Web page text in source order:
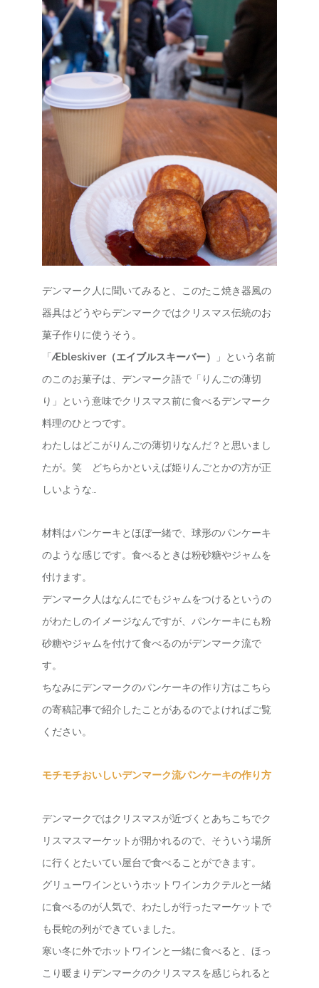
デンマーク人に聞いてみると、このたこ焼き器風の
器具はどうやらデンマークではクリスマス伝統のお
菓子作りに使うそう。
「Æbleskiver（エイブルスキーバー）
」という名前
のこのお菓子は、デンマーク語で「りんごの薄切
り」という意味でクリスマス前に食べるデンマーク
料理のひとつです。
わたしはどこがりんごの薄切りなんだ？と思いまし
たが。笑 どちらかといえば姫りんごとかの方が正
しいような…
材料はパンケーキとほぼ一緒で、球形のパンケーキ
のような感じです。食べるときは粉砂糖やジャムを
付けます。
デンマーク人はなんにでもジャムをつけるというの
がわたしのイメージなんですが、パンケーキにも粉
砂糖やジャムを付けて食べるのがデンマーク流で
す。
ちなみにデンマークのパンケーキの作り方はこちら
の寄稿記事で紹介したことがあるのでよければご覧
ください。
モチモチおいしいデンマーク流パンケーキの作り方
デンマークではクリスマスが近づくとあちこちでク
リスマスマーケットが開かれるので、そういう場所
に行くとたいてい屋台で食べることができます。
グリューワインというホットワインカクテルと一緒
に食べるのが人気で、わたしが行ったマーケットで
も長蛇の列ができていました。
寒い冬に外でホットワインと一緒に食べると、ほっ
こり暖まりデンマークのクリスマスを感じられると